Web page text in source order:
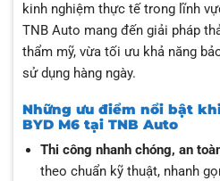
kinh nghiệm thực tế trong lĩnh
TNB Auto mang đến giải pháp
thẩm mỹ, vừa tối ưu khả năng
sử dụng hàng ngày.
Những ưu điểm nổi bật
BYD M6 tại TNB Auto
Thi công nhanh chóng, an
theo chuẩn kỹ thuật, nhanh